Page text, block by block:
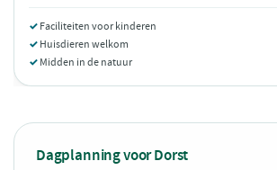
Faciliteiten voor kinderen
Huisdieren welkom
Midden in de natuur
Dagplanning voor Dorst